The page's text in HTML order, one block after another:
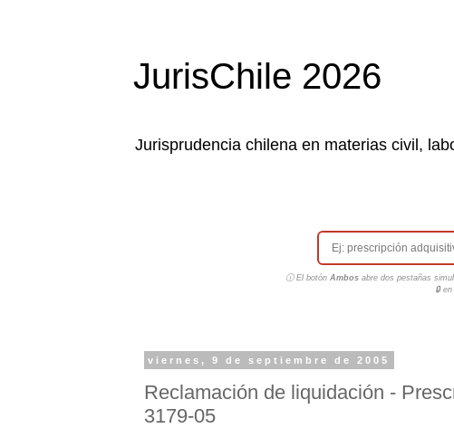
JurisChile 2026
Jurisprudencia chilena en materias civil,
ⓘ El botón Ambosabre dos pestañas
🔒
viernes, 9 de septiembre de 2005
Reclamación de liquidación -
3179-05